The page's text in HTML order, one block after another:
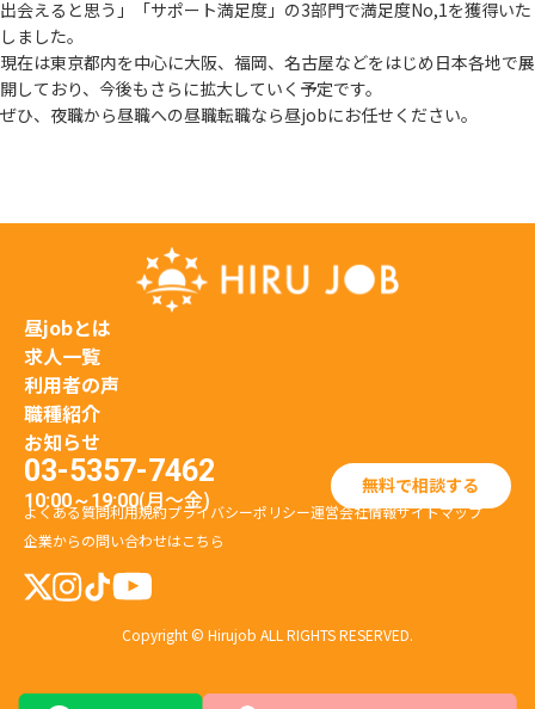
出会えると思う」
「サポート満足度」の3部門で満足度No,1を獲得いた
しました。
現在は東京都内を中心に大阪、福岡、名古屋などをはじめ日本各地で展
開しており、 今後もさらに拡大していく予定です。
ぜひ、夜職から昼職への昼職転職なら昼jobにお任せください。
昼jobとは
求人一覧
利用者の声
職種紹介
お知らせ
03-5357-7462
10:00～19:00(月〜金) 無料で相談する
よくある質問利用規約プライバシーポリシー運営会社情報サイトマップ
企業からの問い合わせはこちら
Copyright © Hirujob ALL RIGHTS RESERVED.